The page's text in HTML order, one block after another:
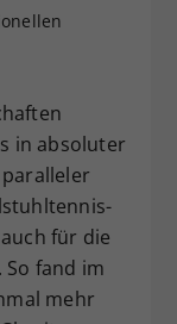
in absoluter
für die
fand im
mehr
Consent-
eine
Ihrer
falls der
eingestellt